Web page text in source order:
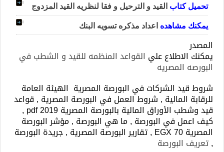
تحميل كتاب القيد و الترحيل و فقا لنظريه القيد المزدوج
يمكنك مشاهده اعداد مذكره تسويه البنك
المصدر
يمكنك الاطلاع علي القواعد المنظمه للقيد و الشطب في
البورصه المصريه
شروط قيد الشركات في البورصة المصرية الهيئة العامة
للرقابة المالية , شروط العمل في البورصة المصرية , قواعد
قيد وشطب الأوراق المالية بالبورصة المصرية 2019 pdf ,
كيف اعمل في البورصة , ما هي البورصة , مؤشر البورصة
المصرية EGX 70 , تقارير البورصة المصرية , جريدة البورصة
,تعريف البورصة